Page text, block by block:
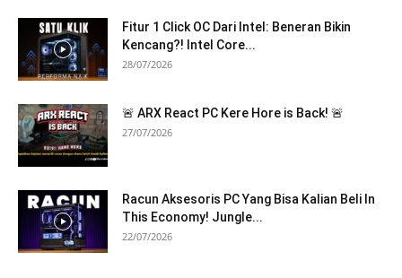
Fitur 1 Click OC Dari Intel: Beneran Bikin
Kencang?! Intel Core...
28/07/2026
🚨 ARX React PC Kere Hore is Back! 🚨
27/07/2026
Racun Aksesoris PC Yang Bisa Kalian Beli In
This Economy! Jungle...
22/07/2026